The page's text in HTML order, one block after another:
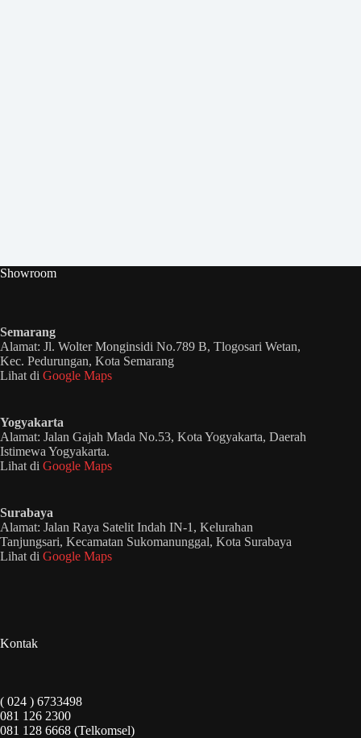
Showroom
Semarang
Alamat: Jl. Wolter Monginsidi No.789 B, Tlogosari Wetan,
Kec. Pedurungan, Kota Semarang
Lihat di Google Maps
Yogyakarta
Alamat: Jalan Gajah Mada No.53, Kota Yogyakarta, Daerah
Istimewa Yogyakarta.
Lihat di Google Maps
Surabaya
Alamat: Jalan Raya Satelit Indah IN-1, Kelurahan
Tanjungsari, Kecamatan Sukomanunggal, Kota Surabaya
Lihat di Google Maps
Kontak
( 024 ) 6733498
081 126 2300
081 128 6668 (Telkomsel)